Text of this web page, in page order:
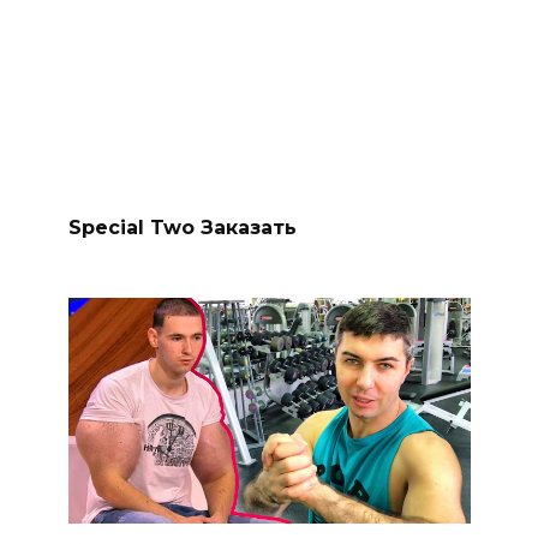
Special Two Заказать